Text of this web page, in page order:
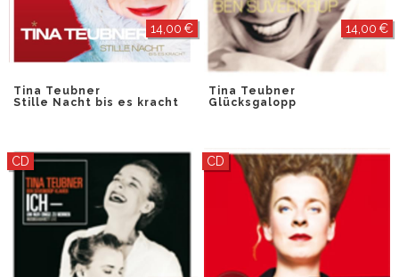
14,00 €
Tina Teubner
Stille Nacht bis es kracht
14,00 €
Tina Teubner
Glücksgalopp
CD CD